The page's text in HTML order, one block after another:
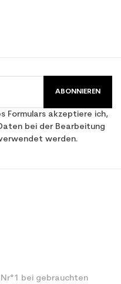
ABONNIEREN
Formulars akzeptiere ich,
bei der Bearbeitung
werden.
bei gebrauchten